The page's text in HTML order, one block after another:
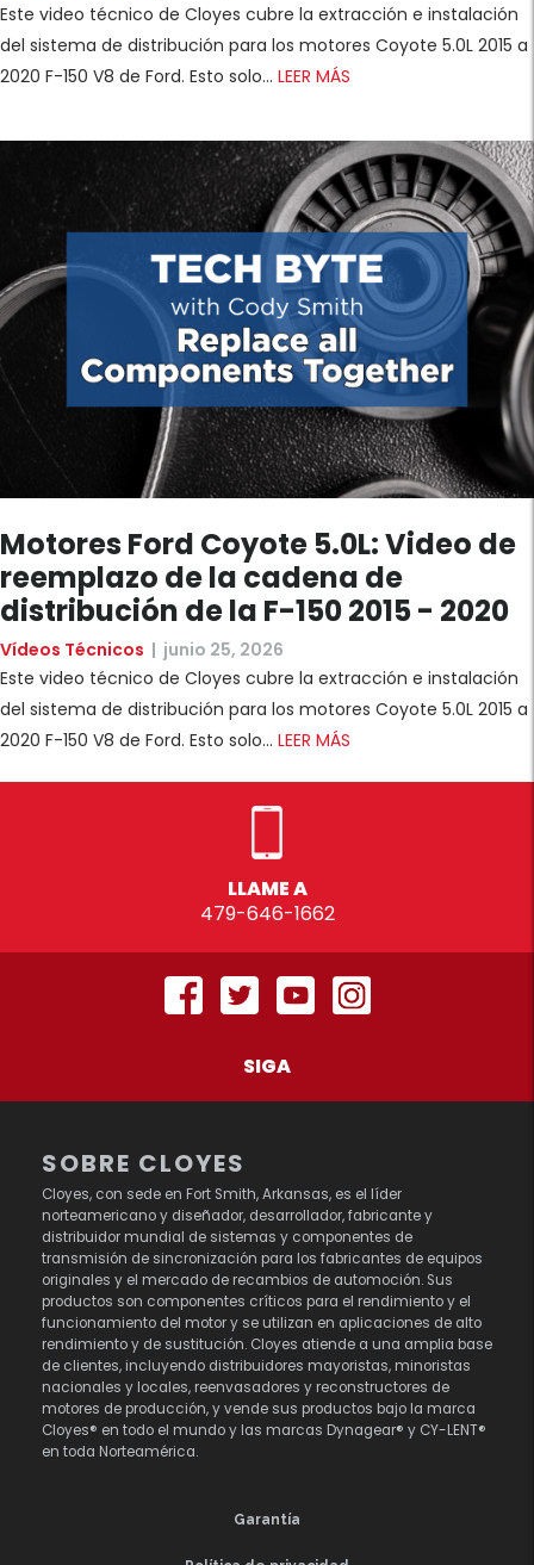
Este video técnico de Cloyes cubre la extracción e instalación
del sistema de distribución para los motores Coyote 5.0L 2015 a
2020 F-150 V8 de Ford. Esto solo... LEER MÁS
Motores Ford Coyote 5.0L: Video de
reemplazo de la cadena de
distribución de la F-150 2015 - 2020
Vídeos Técnicos | junio 25, 2026
Este video técnico de Cloyes cubre la extracción e instalación
del sistema de distribución para los motores Coyote 5.0L 2015 a
2020 F-150 V8 de Ford. Esto solo... LEER MÁS
LLAME A
479-646-1662
SIGA
SOBRE CLOYES
Cloyes, con sede en Fort Smith, Arkansas, es el líder
norteamericano y diseñador, desarrollador, fabricante y
distribuidor mundial de sistemas y componentes de
transmisión de sincronización para los fabricantes de equipos
originales y el mercado de recambios de automoción. Sus
productos son componentes críticos para el rendimiento y el
funcionamiento del motor y se utilizan en aplicaciones de alto
rendimiento y de sustitución. Cloyes atiende a una amplia base
de clientes, incluyendo distribuidores mayoristas, minoristas
nacionales y locales, reenvasadores y reconstructores de
motores de producción, y vende sus productos bajo la marca
Cloyes® en todo el mundo y las marcas Dynagear® y CY-LENT®
en toda Norteamérica.
Garantía